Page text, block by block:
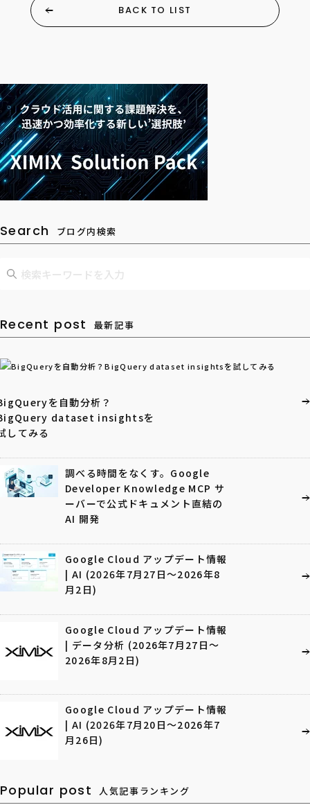
BACK TO LIST
Search ブログ内検索
Recent post 最新記事
を自動分析？
dataset insightsを
してみる
調べる時間をなくす。Google
Developer Knowledge MCP サ
ーバーで公式ドキュメント直結の
AI 開発
Google Cloud アップデート情報
| AI (2026年7月27日〜2026年8
月2日)
Google Cloud アップデート情報
| データ分析 (2026年7月27日〜
2026年8月2日)
Google Cloud アップデート情報
| AI (2026年7月20日〜2026年7
月26日)
Popular post 人気記事ランキング